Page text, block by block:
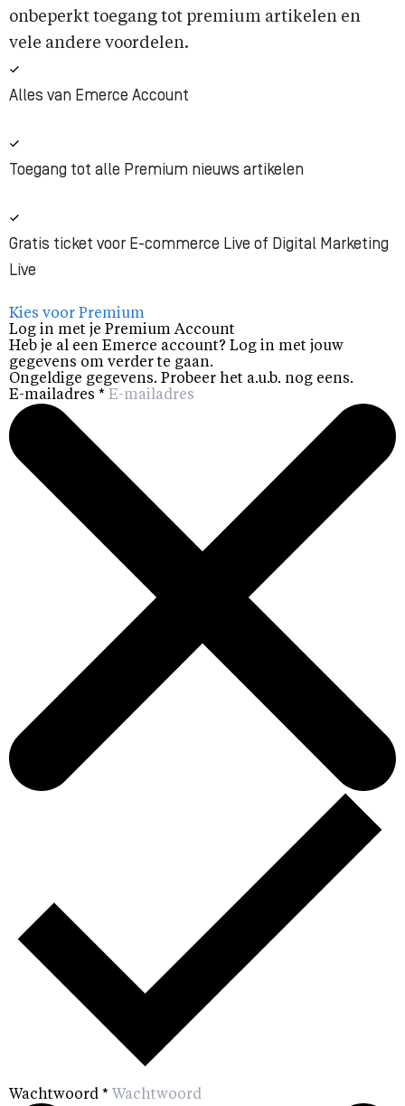
onbeperkt toegang tot premium artikelen en
vele andere voordelen.
Alles van Emerce Account
Toegang tot alle Premium nieuws artikelen
Gratis ticket voor E-commerce Live of Digital Marketing
Live
Kies voor Premium
Log in met je Premium Account
Heb je al een Emerce account? Log in met jouw
gegevens om verder te gaan.
Ongeldige gegevens. Probeer het a.u.b. nog eens.
E-mailadres *
Wachtwoord *